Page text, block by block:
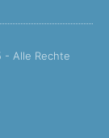
- Alle Rechte